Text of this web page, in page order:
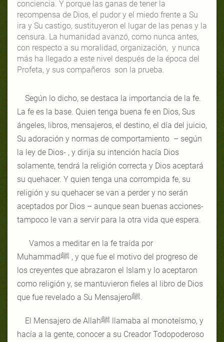
conciencia. Y porque las ganas de tener la
recompensa de Dios, el pudor y el miedo frente a Su
ira y Su castigo, sustituyeron el lugar de las penas y la
censura. La humanidad avanzó, como nunca antes,
con respecto a su moralidad, organización, y nunca
más ha llegado a este nivel después de la época del
Profeta, y sus compañeros son la prueba.
Según lo dicho, se destaca la importancia de la fe.
La fe es la base. Quien tenga buena fe en Dios, Sus
ángeles, libros, mensajeros, el destino, el día del juicio,
Su adoración y normas de comportamiento – según
la ley de Dios- , y dirija su intención hacía Dios
solamente, tendrá la religión correcta y Dios aceptará
su quehacer. Y quien tenga una corrompida fe, su
religión y su quehacer se van a perder y no serán
aceptados por Dios – aunque sean buenas acciones-
tampoco le van a servir para la otra vida que espera.
Vamos a meditar en la fe traída por
Muhammadﷺ , y que fue el motivo del progreso de
los creyentes que abrazaron el Islam y lo aceptaron
como religión y, se mantuvieron fieles al libro de Dios
que fue revelado a Su Mensajeroﷺ.
El Mensajero de Allahﷺ llamaba al monoteísmo, y
hacía a la gente, conocer a su Creador Todopoderoso